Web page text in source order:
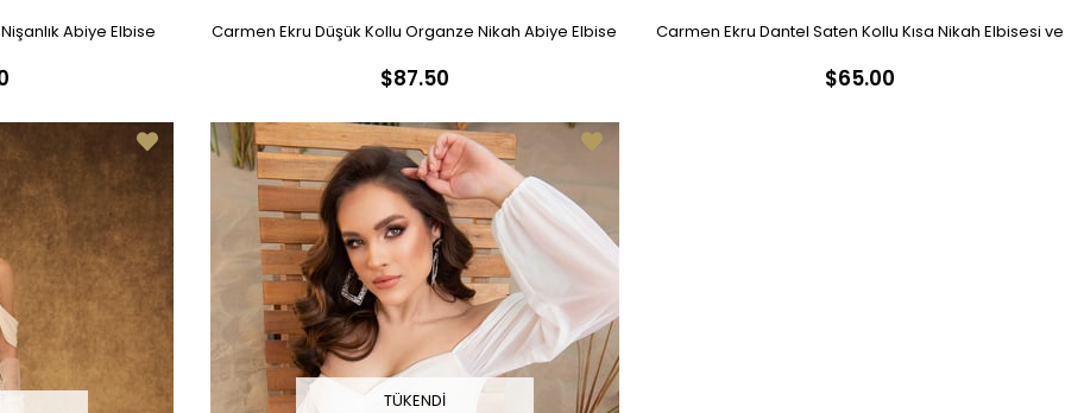
Abiye Elbise Carmen Ekru Düşük Kollu Organze Nikah Abiye Elbise
$87.50
Carmen Ekru Dantel Saten Kollu Kısa Nikah Elbisesi ve
Söz Elbisesi
$65.00
TÜKENDI